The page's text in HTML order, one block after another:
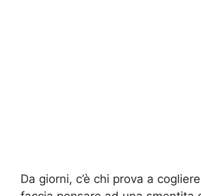
Da giorni, c’è chi prova a